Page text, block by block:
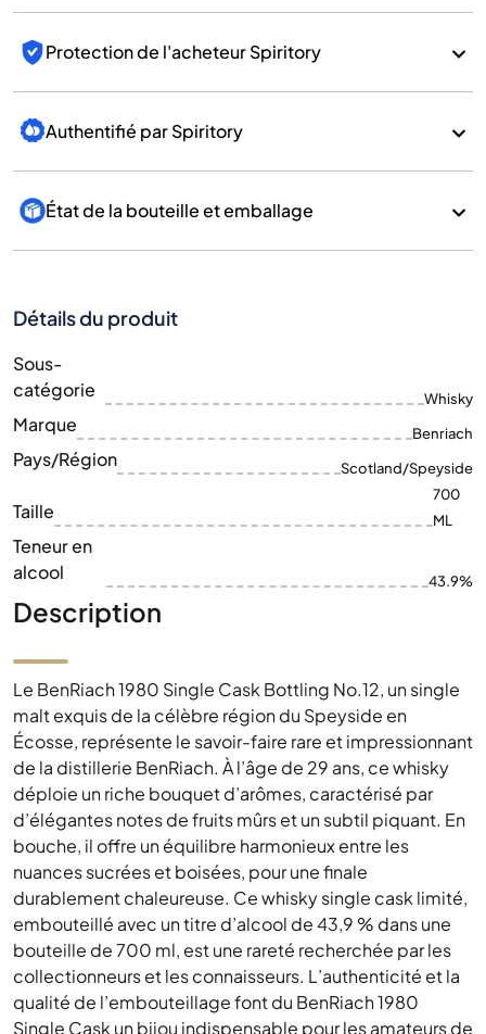
Protection de l'acheteur Spiritory
Authentifié par Spiritory
État de la bouteille et emballage
Détails du produit
Sous-
catégorie
Whisky
Marque Benriach
Pays/Région Scotland/Speyside
Taille
700
ML
Teneur en
alcool
43.9%
Description
Le BenRiach 1980 Single Cask Bottling No.12, un single
malt exquis de la célèbre région du Speyside en
Écosse, représente le savoir-faire rare et impressionnant
de la distillerie BenRiach. À l’âge de 29 ans, ce whisky
déploie un riche bouquet d’arômes, caractérisé par
d’élégantes notes de fruits mûrs et un subtil piquant. En
bouche, il offre un équilibre harmonieux entre les
nuances sucrées et boisées, pour une finale
durablement chaleureuse. Ce whisky single cask limité,
embouteillé avec un titre d’alcool de 43,9 % dans une
bouteille de 700 ml, est une rareté recherchée par les
collectionneurs et les connaisseurs. L’authenticité et la
qualité de l’embouteillage font du BenRiach 1980
Single Cask un bijou indispensable pour les amateurs de